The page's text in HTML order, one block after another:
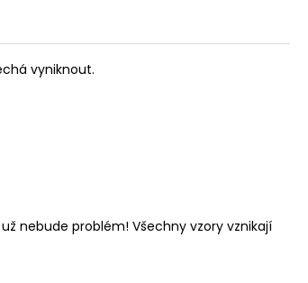
vyniknout.
nebude problém! Všechny vzory vznikají